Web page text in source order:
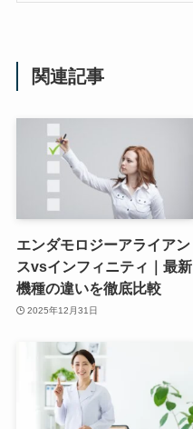
関連記事
エンダモロジーアライアン
スvsインフィニティ｜最新
機種の違いを徹底比較
2025年12月31日